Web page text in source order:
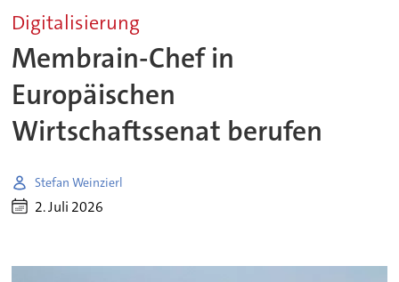
Digitalisierung
Membrain-Chef in
Europäischen
Wirtschaftssenat berufen
Stefan Weinzierl
2. Juli 2026